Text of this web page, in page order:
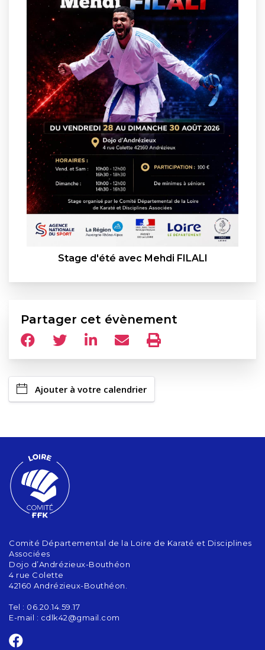
Stage d'été avec Mehdi FILALI
Partager cet évènement
Ajouter à votre calendrier
Comité Départemental de la Loire de Karaté et Disciplines
Associées
Dojo d’Andrézieux-Bouthéon
4 rue Colette
42160 Andrézieux-Bouthéon.
Tel : 06.20.14.59.17
E-mail : cdlk42@gmail.com